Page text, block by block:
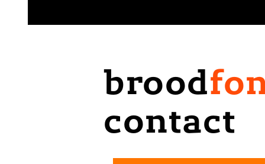
brood
contact